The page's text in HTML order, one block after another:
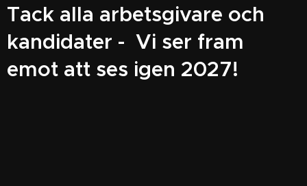
Tack alla arbetsgivare och
kandidater - Vi ser fram
emot att ses igen 2027!